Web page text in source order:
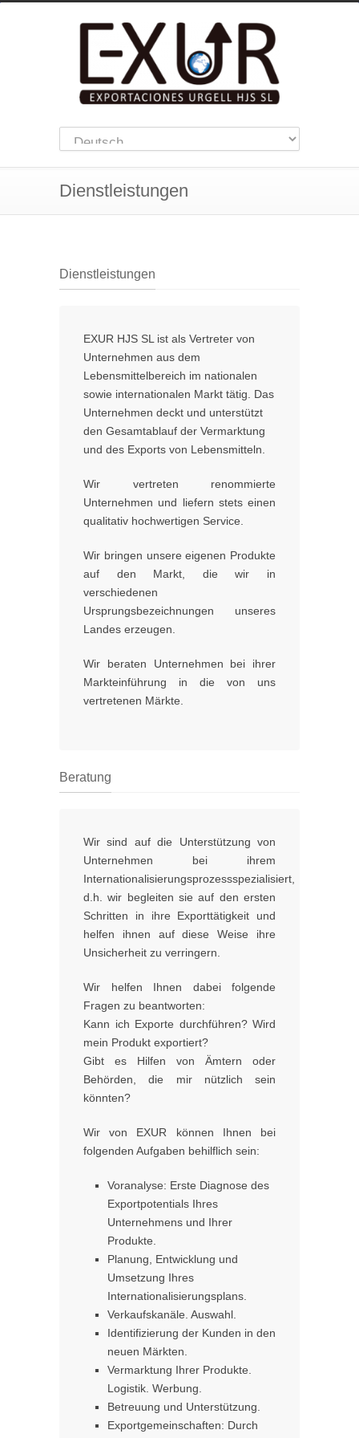
Dienstleistungen
Dienstleistungen
EXUR HJS SL ist als Vertreter von
Unternehmen aus dem
Lebensmittelbereich im nationalen
sowie internationalen Markt tätig. Das
Unternehmen deckt und unterstützt
den Gesamtablauf der Vermarktung
und des Exports von Lebensmitteln.
Wir vertreten renommierte
Unternehmen und liefern stets einen
qualitativ hochwertigen Service.
Wir bringen unsere eigenen Produkte
auf den Markt, die wir in
verschiedenen
Ursprungsbezeichnungen unseres
Landes erzeugen.
Wir beraten Unternehmen bei ihrer
Markteinführung in die von uns
vertretenen Märkte.
Beratung
Wir sind auf die Unterstützung von
Unternehmen bei ihrem
Internationalisierungsprozessspezialisiert,
d.h. wir begleiten sie auf den ersten
Schritten in ihre Exporttätigkeit und
helfen ihnen auf diese Weise ihre
Unsicherheit zu verringern.
Wir helfen Ihnen dabei folgende
Fragen zu beantworten:
Kann ich Exporte durchführen? Wird
mein Produkt exportiert?
Gibt es Hilfen von Ämtern oder
Behörden, die mir nützlich sein
könnten?
Wir von EXUR können Ihnen bei
folgenden Aufgaben behilflich sein:
Voranalyse: Erste Diagnose des
Exportpotentials Ihres
Unternehmens und Ihrer
Produkte.
Planung, Entwicklung und
Umsetzung Ihres
Internationalisierungsplans.
Verkaufskanäle. Auswahl.
Identifizierung der Kunden in den
neuen Märkten.
Vermarktung Ihrer Produkte.
Logistik. Werbung.
Betreuung und Unterstützung.
Exportgemeinschaften: Durch